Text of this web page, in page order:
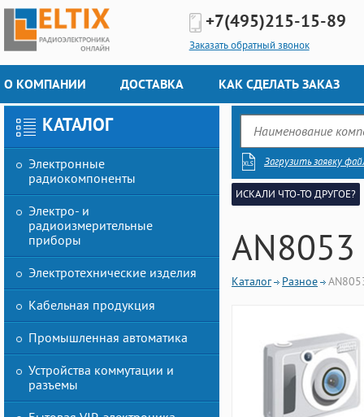
+7(495)215-15-89
Заказать обратный звонок
О КОМПАНИИ ДОСТАВКА КАК СДЕЛАТЬ ЗАКАЗ
КАТАЛОГ
Электронные
радиокомпоненты
Электро- и
радиоизмерительные
приборы
Электротехнические изделия
Кабельная продукция
Промышленная автоматика
Устройства коммутации и
разъемы
Загрузить заявку
ИСКАЛИ ЧТО-ТО ДРУГОЕ?
AN8053
Каталог Разное